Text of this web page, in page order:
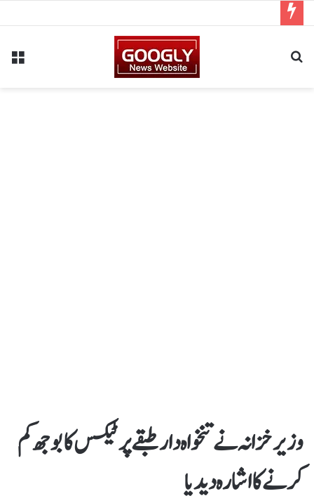
وزیرخزانہ نےتنخواہ دارطبقےپرٹیکس کابوجھ کم
کرنےکااشارہ دیدیا